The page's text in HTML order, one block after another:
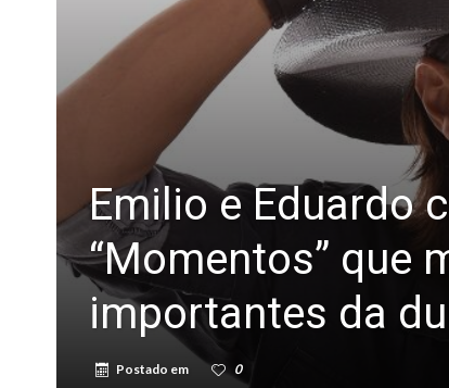
Emilio e Eduardo
“Momentos” que
importantes da
Postado em 0